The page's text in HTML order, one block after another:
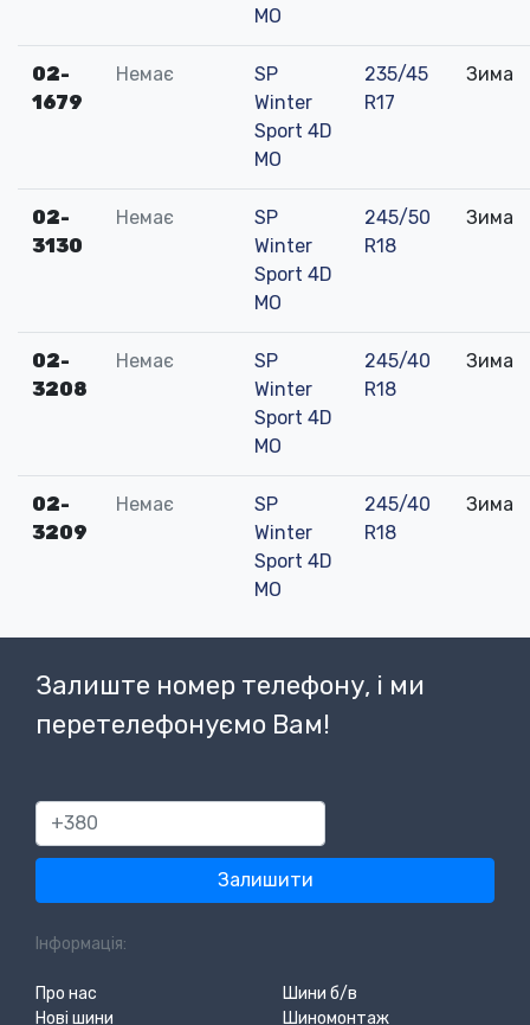
MO
02-
1679
Немає
SP
Winter
Sport 4D
MO
235/45
R17
Зима
02-
3130
Немає
SP
Winter
Sport 4D
MO
245/50
R18
Зима
02-
3208
Немає
SP
Winter
Sport 4D
MO
245/40
R18
Зима
02-
3209
Немає
SP
Winter
Sport 4D
MO
245/40
R18
Зима
Залиште номер телефону, і ми
перетелефонуємо Вам!
380
Залишити
Інформація:
Про нас
Шини б/в
Нові шини
Шиномонтаж